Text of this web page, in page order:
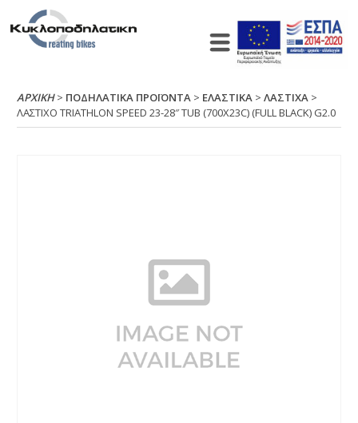
ΑΡΧΙΚΉ> ΠΟΔΗΛΑΤΙΚΑ ΠΡΟΪΟΝΤΑ > ΕΛΑΣΤΙΚΑ >ΛΑΣΤΙΧΑ >
ΛΑΣΤΙΧΟ ΤRΙΑΤΗLΟΝ SΡΕΕD 23-28″ ΤUΒ (700Χ23C) (FULL ΒLΑCΚ) G2.0